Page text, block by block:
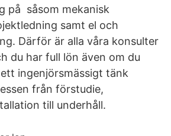
på såsom mekanisk
samt el och
Därför är alla våra konsulter
du har full lön även om du
ingenjörsmässigt tänk
från förstudie,
till underhåll.